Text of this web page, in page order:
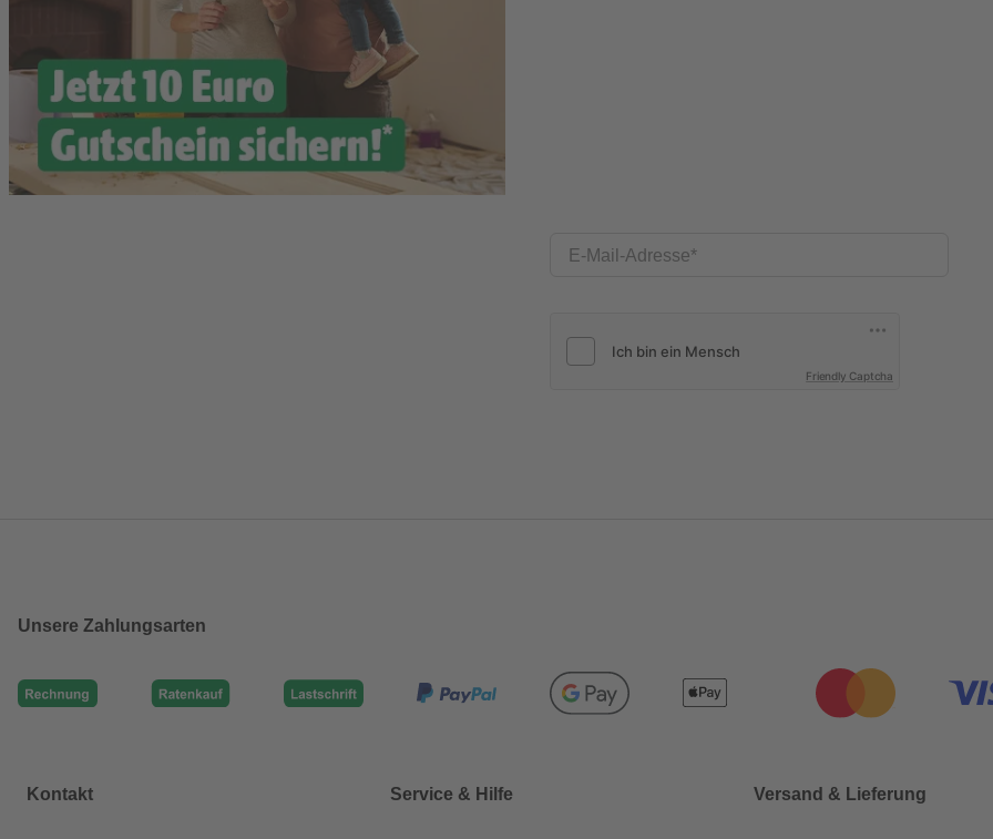
E-Mail-Adresse
Friendly Captcha
Unsere Zahlungsarten
Kontakt Service & Hilfe Versand & Lieferung